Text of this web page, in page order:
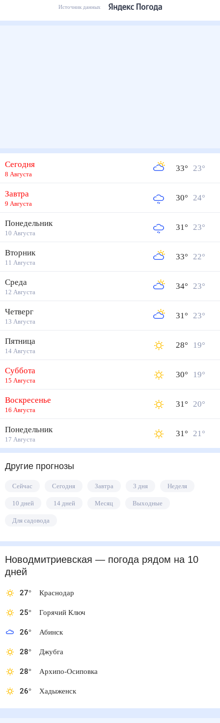
Источник данных
Сегодня
8 Августа
33° 23°
Завтра
9 Августа
30° 24°
Понедельник
10 Августа
31° 23°
Вторник
11 Августа
33° 22°
Среда
12 Августа
34° 23°
Четверг
13 Августа
31° 23°
Пятница
14 Августа
28° 19°
Суббота
15 Августа
30° 19°
Воскресенье
16 Августа
31° 20°
Понедельник
17 Августа
31° 21°
Другие прогнозы
Сейчас Сегодня Завтра 3 дня Неделя
10 дней 14 дней Месяц Выходные
Для садовода
Новодмитриевская — погода рядом на 10
дней
27° Краснодар
25° Горячий Ключ
26° Абинск
28° Джубга
28° Архипо-Осиповка
26° Хадыженск